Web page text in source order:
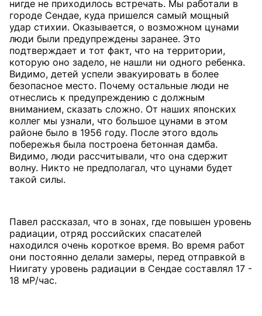
нигде не приходилось встречать. Мы работали в
городе Сендае, куда пришелся самый мощный
удар стихии. Оказывается, о возможном цунами
люди были предупреждены заранее. Это
подтверждает и тот факт, что на территории,
которую оно задело, не нашли ни одного ребенка.
Видимо, детей успели эвакуировать в более
безопасное место. Почему остальные люди не
отнеслись к предупреждению с должным
вниманием, сказать сложно. От наших японских
коллег мы узнали, что большое цунами в этом
районе было в 1956 году. После этого вдоль
побережья была построена бетонная дамба.
Видимо, люди рассчитывали, что она сдержит
волну. Никто не предполагал, что цунами будет
такой силы.
Павел рассказал, что в зонах, где повышен уровень
радиации, отряд российских спасателей
находился очень короткое время. Во время работ
они постоянно делали замеры, перед отправкой в
Ниигату уровень радиации в Сендае составлял 17 -
18 мР/час.